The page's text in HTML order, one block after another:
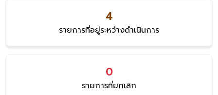
4
รายการที่อยู่ระหว่างดำเนินการ
0
รายการที่ยกเลิก